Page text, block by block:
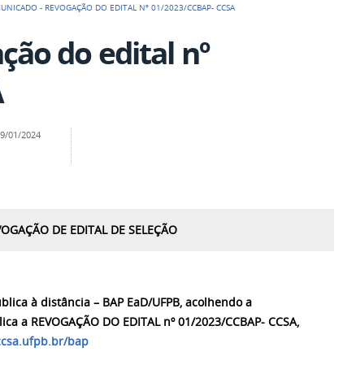
- REVOGAÇÃO DO EDITAL Nº 01/2023/CCBAP- CCSA
do edital nº
01/2024
DE EDITAL DE SELEÇÃO
à distância – BAP EaD/UFPB, acolhendo a
REVOGAÇÃO DO EDITAL nº 01/2023/CCBAP- CCSA,
bap